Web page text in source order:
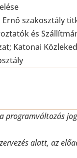
Ernő szakosztály
és
Katonai
programváltozás
alatt, az